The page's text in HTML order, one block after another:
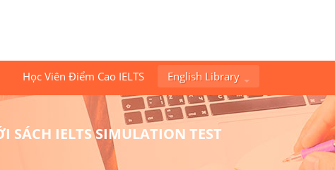
Học Viên Điểm Cao IELTS English Library
SÁCH IELTS SIMULATION TEST